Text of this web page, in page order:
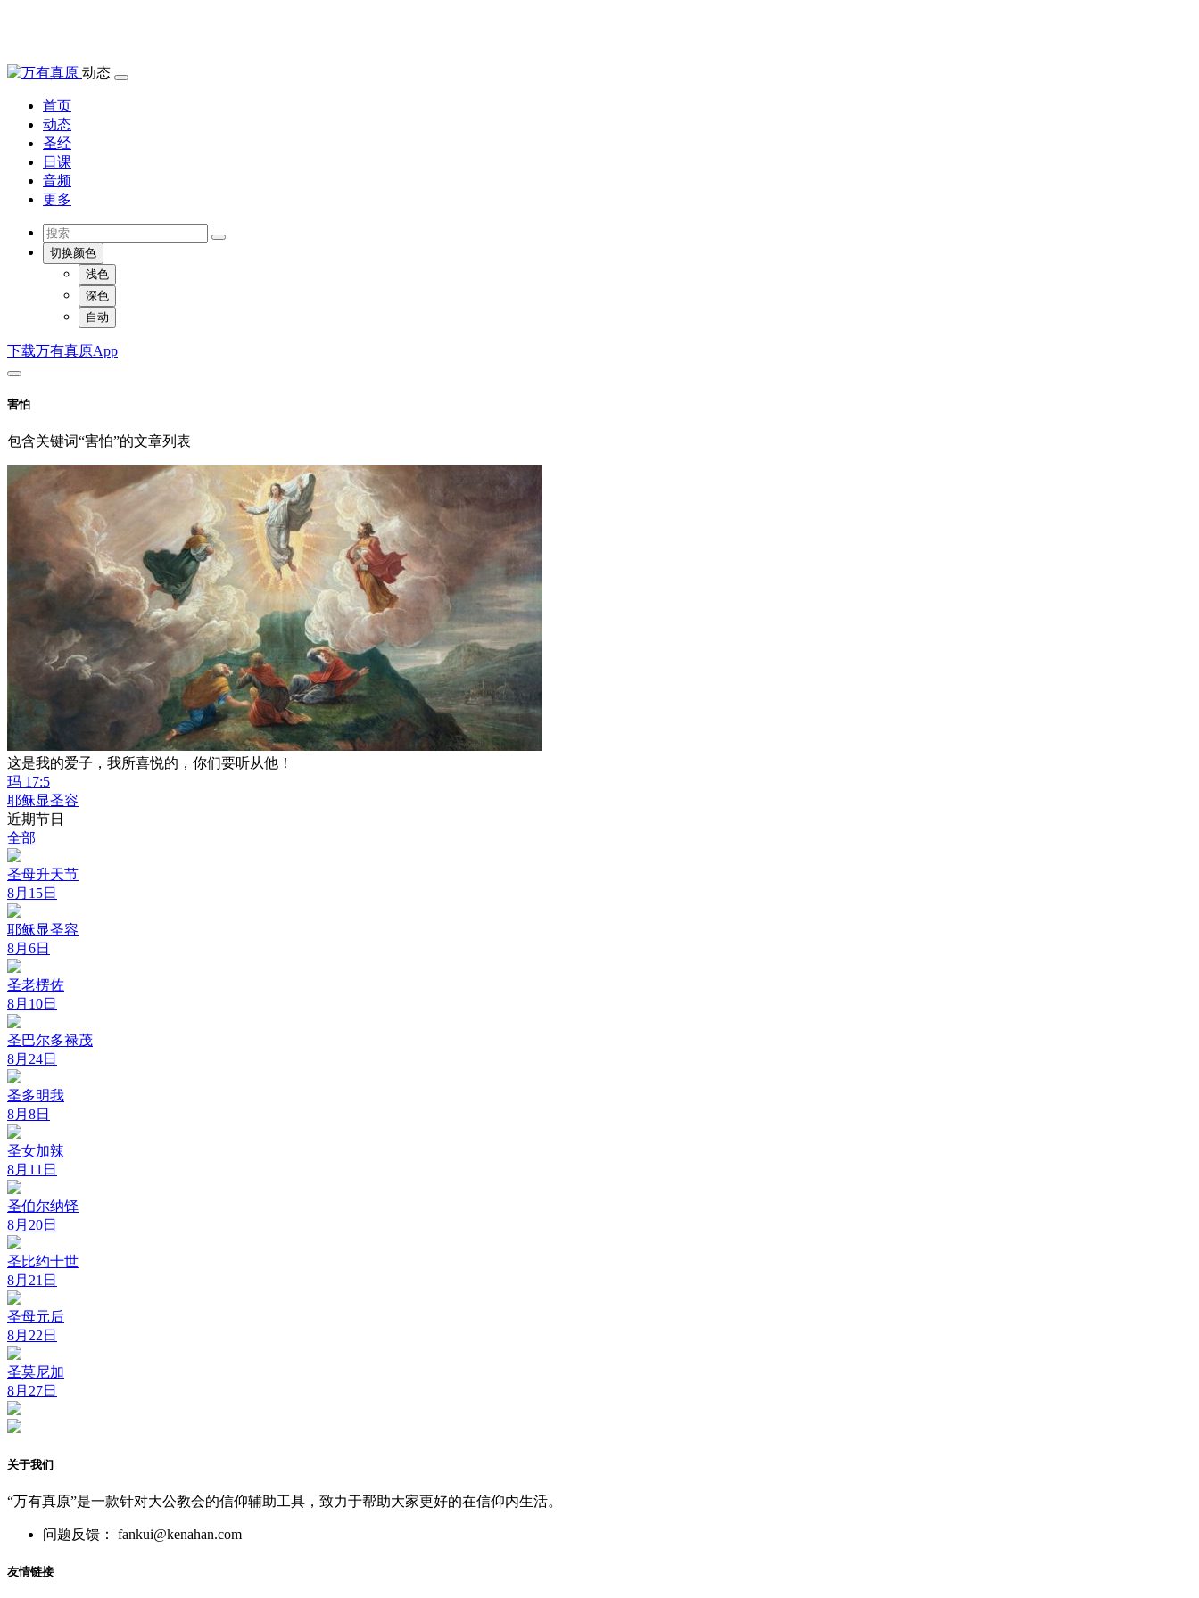
动态
首页
动态
圣经
日课
音频
更多
切换颜色
浅色
深色
自动
下载万有真原App
害怕
包含关键词“害怕”的文章列表
这是我的爱子，我所喜悦的，你们要听从他！
玛 17:5
耶稣显圣容
近期节日
全部
圣母升天节
8月15日
耶稣显圣容
8月6日
圣老楞佐
8月10日
圣巴尔多禄茂
8月24日
圣多明我
8月8日
圣女加辣
8月11日
圣伯尔纳铎
8月20日
圣比约十世
8月21日
圣母元后
8月22日
圣莫尼加
8月27日
关于我们
“万有真原”是一款针对大公教会的信仰辅助工具，致力于帮助大家更好的在信仰内生活。
问题反馈： fankui@kenahan.com
友情链接